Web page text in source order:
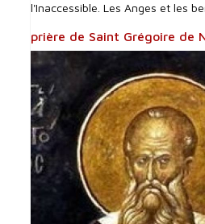
l'Inaccessible. Les Anges et les
prière de Saint Grégoire de